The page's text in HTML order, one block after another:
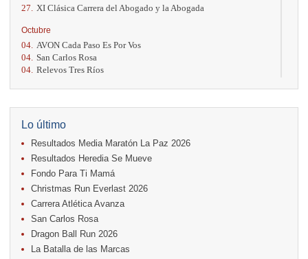
27.
XI Clásica Carrera del Abogado y la Abogada
Octubre
04. AVON Cada Paso Es Por Vos
04. San Carlos Rosa
04. Relevos Tres Ríos
17. Caribe Paradise Run
18.
Casa Turire Trail Run
18. Warriors Run Circuit
18. Samsung Jacó Beach Half Marathon 2026
25. KRun by Under Armour
25.
Run Alajuela
Noviembre
08. Lindora Run
15. Entre Pan y Rosas
Diciembre
Lo último
Resultados Media Maratón La Paz 2026
Resultados Heredia Se Mueve
Fondo Para Ti Mamá
Christmas Run Everlast 2026
Carrera Atlética Avanza
San Carlos Rosa
Dragon Ball Run 2026
La Batalla de las Marcas